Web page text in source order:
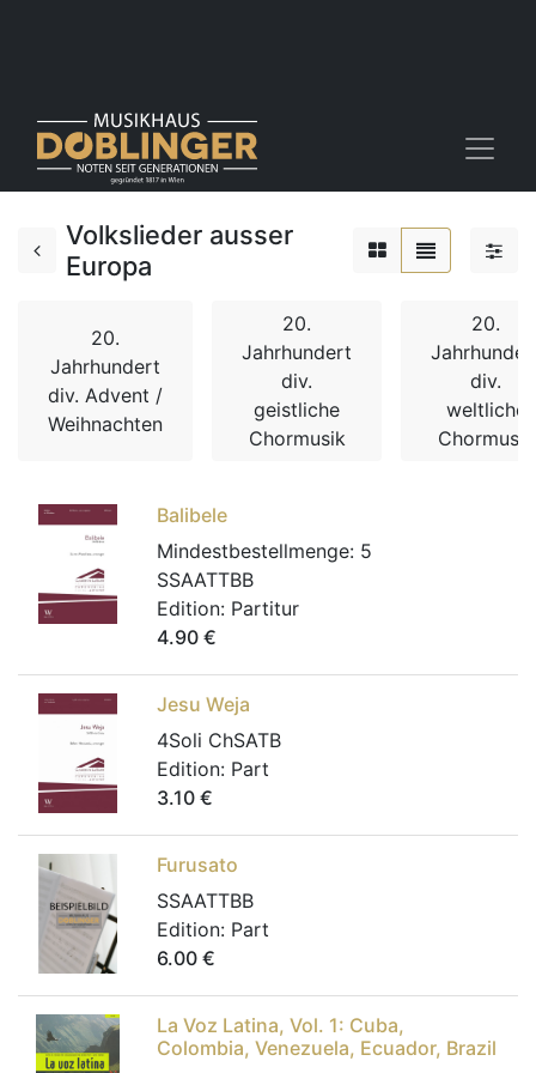
Volkslieder ausser
Europa
20.
Jahrhundert
div. Advent /
Weihnachten
20.
Jahrhundert
div.
geistliche
Chormusik
20.
div.
weltliche
Chormusik
Balibele
Mindestbestellmenge: 5
SSAATTBB
Edition: Partitur
4.90 €
Jesu Weja
4Soli ChSATB
Edition: Part
3.10 €
Furusato
SSAATTBB
Edition: Part
6.00 €
La Voz Latina, Vol. 1: Cuba,
Colombia, Venezuela, Ecuador, Brazil